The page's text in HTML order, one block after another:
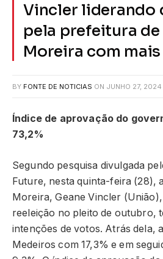
Vincler liderando
pela prefeitura
Moreira com mais
BY FONTE DE NOTICIAS ON JUNHO 27, 2024
Índice de aprovação do
73,2%
Segundo pesquisa divulgada
Future, nesta quinta-feira (28),
Moreira, Geane Vincler
reeleição no pleito de outubro,
intenções de votos. Atrás dela,
Medeiros com 17,3% e em